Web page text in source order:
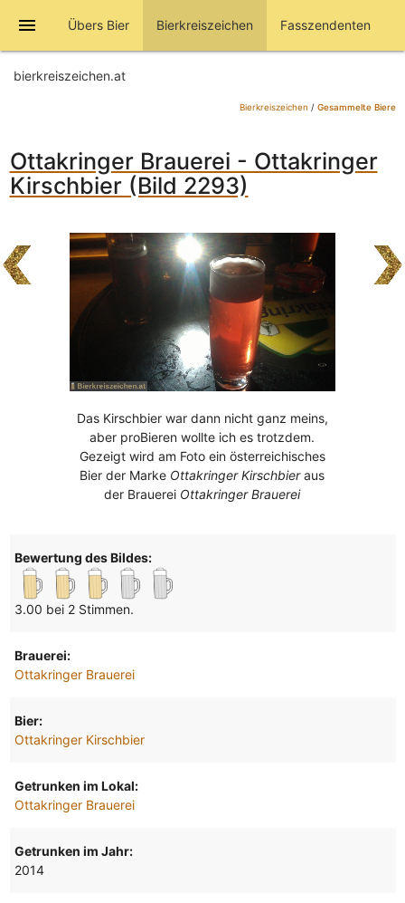
menu Übers Bier Bierkreiszeichen Fasszendenten
bierkreiszeichen.at
Bierkreiszeichen / Gesammelte Biere
Ottakringer Brauerei - Ottakringer
Kirschbier (Bild 2293)
Das Kirschbier war dann nicht ganz meins,
aber proBieren wollte ich es trotzdem.
Gezeigt wird am Foto ein österreichisches
Bier der Marke Ottakringer Kirschbieraus
der Brauerei Ottakringer Brauerei
Bewertung des Bildes:
3.00 bei 2 Stimmen.
Brauerei:
Ottakringer Brauerei
Bier:
Ottakringer Kirschbier
Getrunken im Lokal:
Ottakringer Brauerei
Getrunken im Jahr:
2014